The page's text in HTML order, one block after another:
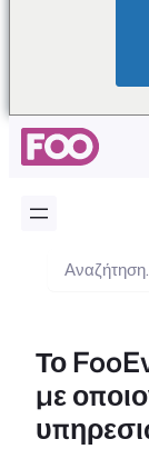
Αναζήτηση
Το
με